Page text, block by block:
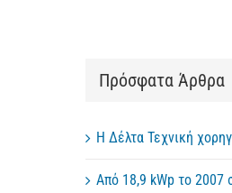
Πρόσφατα Άρθρα
Η Δέλτα Τεχνική
Από 18,9 kWp το 2007